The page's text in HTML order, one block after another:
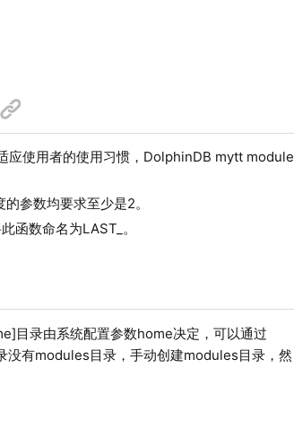
应使用者的使用习惯，DolphinDB mytt module
参数均要求至少是2。
函数命名为LAST_。
目录由系统配置参数home决定，可以通过
没有modules目录，手动创建modules目录，然